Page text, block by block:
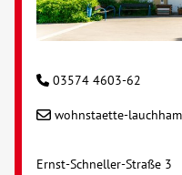
03574 4603-62
wohnstaette-
Ernst-Schneller-Straße 3